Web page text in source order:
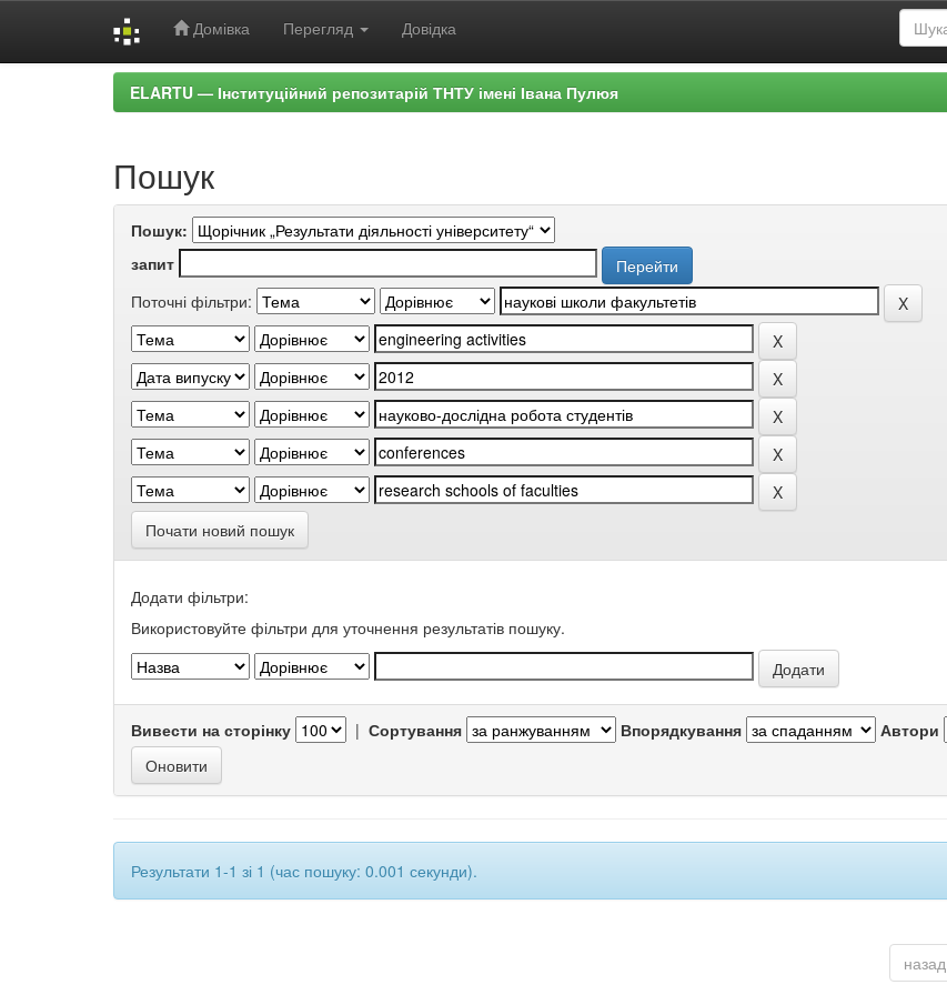
Домівка Перегляд Довідка
ELARTU — Інституційний репозитарій ТНТУ імені Івана Пулюя
Пошук
Пошук:
запит
Поточні фільтри:
Почати новий пошук
Додати фільтри:
Використовуйте фільтри для уточнення результатів пошуку.
Вивести на сторінку | Сортування Впорядкування Автори
Результати 1-1 зі 1 (час пошуку: 0.001 секунди).
назад